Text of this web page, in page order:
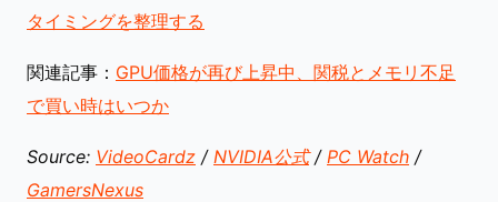
タイミングを整理する
関連記事： GPU価格が再び上昇中、関税とメモリ不足
で買い時はいつか
Source: VideoCardz / NVIDIA公式/ PC Watch /
GamersNexus